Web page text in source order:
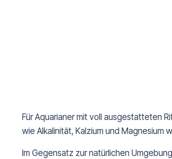
Für Aquarianer mit voll ausgestatteten
wie Alkalinität, Kalzium und
Im Gegensatz zur natürlichen